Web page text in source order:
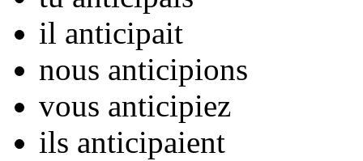
il anticipait
nous anticipions
vous anticipiez
ils anticipaient